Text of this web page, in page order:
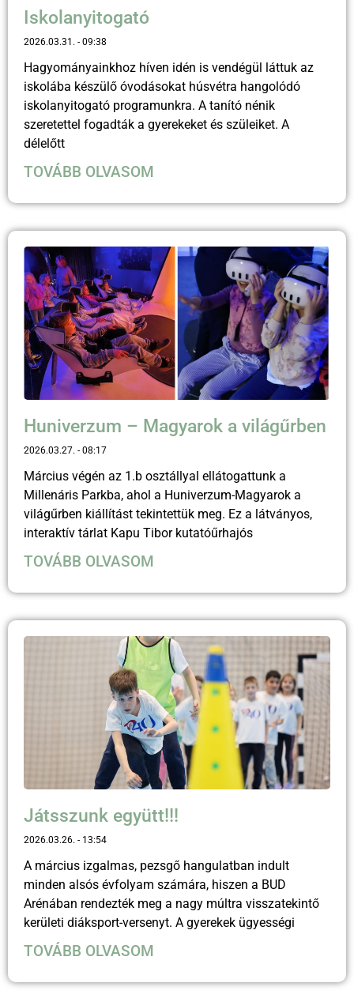
Iskolanyitogató
2026.03.31. 09:38
Hagyományainkhoz híven idén is vendégül láttuk az
iskolába készülő óvodásokat húsvétra hangolódó
iskolanyitogató programunkra. A tanító nénik
szeretettel fogadták a gyerekeket és szüleiket. A
délelőtt
TOVÁBB OLVASOM
Huniverzum – Magyarok a világűrben
2026.03.27. 08:17
Március végén az 1.b osztállyal ellátogattunk a
Millenáris Parkba, ahol a Huniverzum-Magyarok a
világűrben kiállítást tekintettük meg. Ez a látványos,
interaktív tárlat Kapu Tibor kutatóűrhajós
TOVÁBB OLVASOM
Játsszunk együtt!!!
2026.03.26. 13:54
A március izgalmas, pezsgő hangulatban indult
minden alsós évfolyam számára, hiszen a BUD
Arénában rendezték meg a nagy múltra visszatekintő
kerületi diáksport-versenyt. A gyerekek ügyességi
TOVÁBB OLVASOM